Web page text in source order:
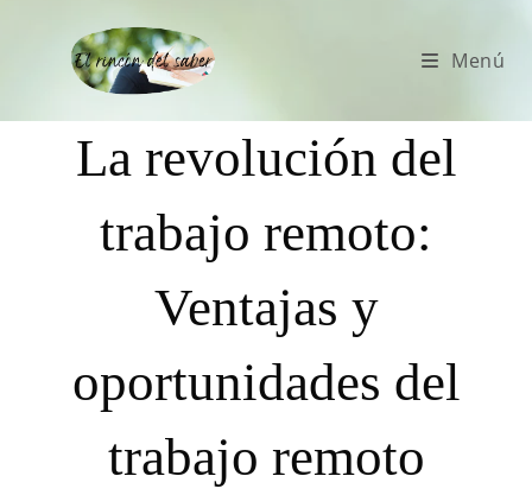
Menú
La revolución del
trabajo remoto:
Ventajas y
oportunidades del
trabajo remoto